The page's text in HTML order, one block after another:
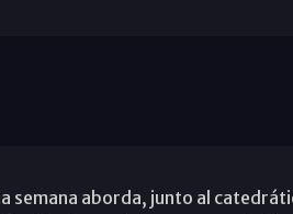
semana aborda, junto al